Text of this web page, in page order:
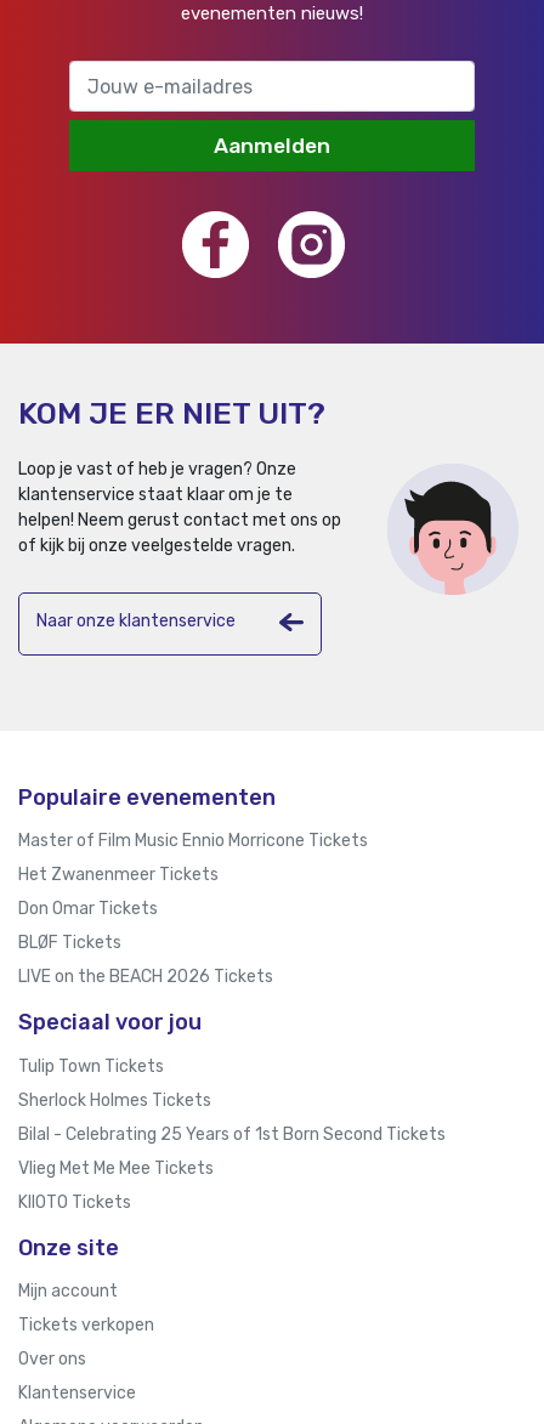
evenementen nieuws!
Aanmelden
KOM JE ER NIET UIT?
Loop je vast of heb je vragen? Onze
klantenservice staat klaar om je te
helpen! Neem gerust contact met ons op
of kijk bij onze veelgestelde vragen.
Naar onze klantenservice
Populaire evenementen
Master of Film Music Ennio Morricone Tickets
Het Zwanenmeer Tickets
Don Omar Tickets
BLØF Tickets
LIVE on the BEACH 2026 Tickets
Speciaal voor jou
Tulip Town Tickets
Sherlock Holmes Tickets
Bilal - Celebrating 25 Years of 1st Born Second Tickets
Vlieg Met Me Mee Tickets
KIIOTO Tickets
Onze site
Mijn account
Tickets verkopen
Over ons
Klantenservice